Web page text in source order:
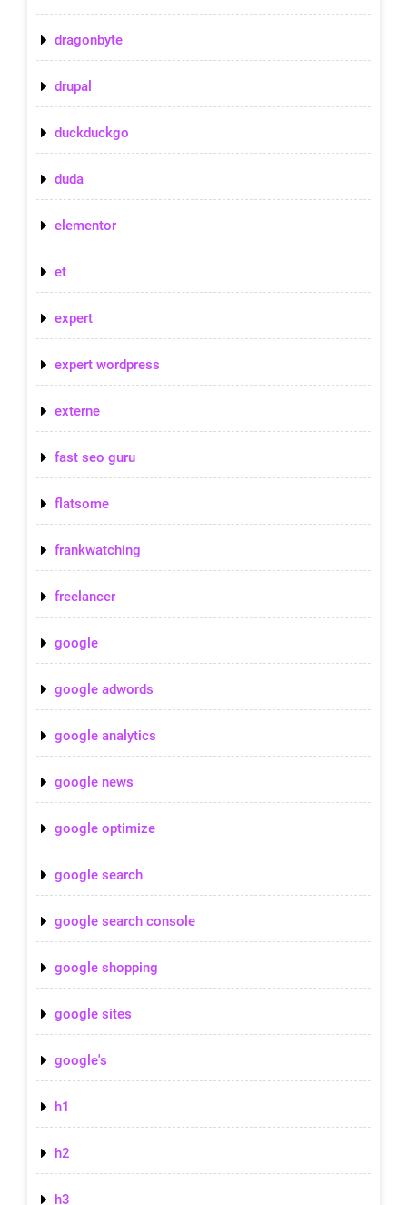
dragonbyte
drupal
duckduckgo
duda
elementor
et
expert
expert wordpress
externe
fast seo guru
flatsome
frankwatching
freelancer
google
google adwords
google analytics
google news
google optimize
google search
google search console
google shopping
google sites
google's
h1
h2
h3